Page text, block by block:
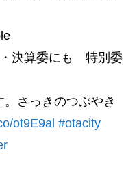
決算委にも 特別委
さっきのつぶやき
ot9E9al #otacity